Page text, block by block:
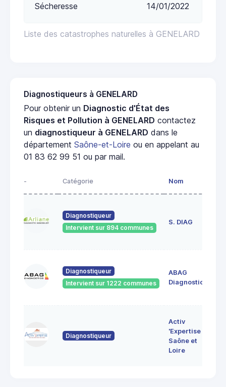
Liste des catastrophes naturelles à GENELARD
Sécheresse 14/01/2022
Diagnostiqueurs à GENELARD
Pour obtenir un Diagnostic d'État des
Risques et Pollution à GENELARD contactez
un diagnostiqueur à GENELARD dans le
département Saône-et-Loire ou en appelant au
01 83 62 99 51 ou par mail.
- Catégorie Nom
Diagnostiqueur
Intervient sur 894 communes
S. DIAG
Diagnostiqueur
Intervient sur 1222 communes
ABAG
Diagnostics
Diagnostiqueur
Activ
'Expertise
Saône et
Loire